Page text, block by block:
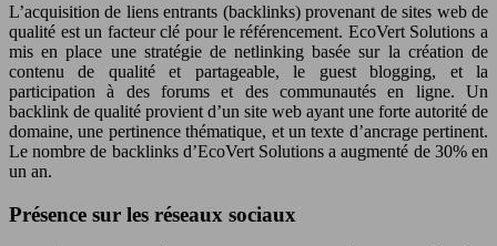
L’acquisition de liens entrants (backlinks) provenant de sites web de
qualité est un facteur clé pour le référencement. EcoVert Solutions a
mis en place une stratégie de netlinking basée sur la création de
contenu de qualité et partageable, le guest blogging, et la
participation à des forums et des communautés en ligne. Un
backlink de qualité provient d’un site web ayant une forte autorité de
domaine, une pertinence thématique, et un texte d’ancrage pertinent.
Le nombre de backlinks d’EcoVert Solutions a augmenté de 30% en
un an.
Présence sur les réseaux sociaux